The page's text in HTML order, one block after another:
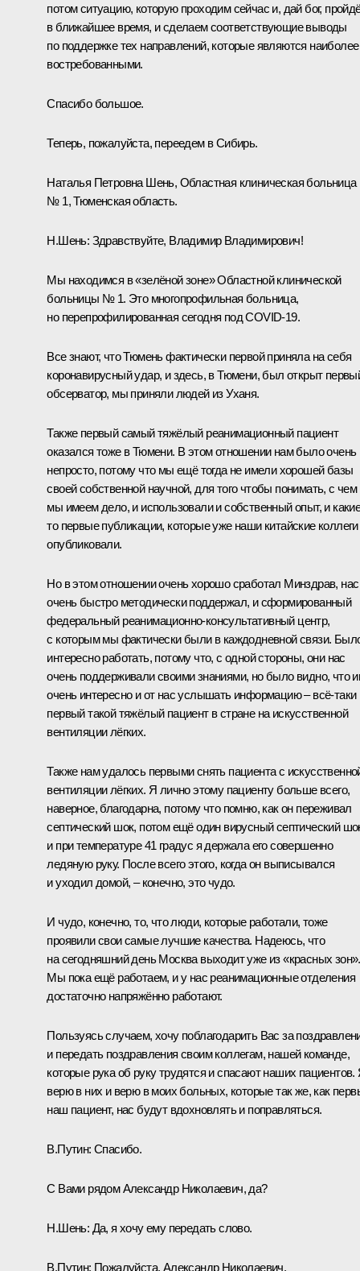
потом ситуацию, которую проходим сейчас и, дай бог,
в ближайшее время, и сделаем соответствующие выводы
по поддержке тех направлений, которые являются наиболее
востребованными.
Спасибо большое.
Теперь, пожалуйста, переедем в Сибирь.
Наталья Петровна Шень, Областная клиническая больница
№ 1, Тюменская область.
Н.Шень: Здравствуйте, Владимир Владимирович!
Мы находимся в «зелёной зоне» Областной клинической
больницы № 1. Это многопрофильная больница,
но перепрофилированная сегодня под COVID-19.
Все знают, что Тюмень фактически первой приняла на себя
коронавирусный удар, и здесь, в Тюмени, был открыт
обсерватор, мы приняли людей из Уханя.
Также первый самый тяжёлый реанимационный пациент
оказался тоже в Тюмени. В этом отношении нам было очень
непросто, потому что мы ещё тогда не имели хорошей базы
своей собственной научной, для того чтобы понимать, с чем
мы имеем дело, и использовали и собственный опыт, и
то первые публикации, которые уже наши китайские коллеги
опубликовали.
Но в этом отношении очень хорошо сработал Минздрав, нас
очень быстро методически поддержал, и сформированный
федеральный реанимационно-консультативный центр,
с которым мы фактически были в каждодневной связи.
интересно работать, потому что, с одной стороны, они нас
очень поддерживали своими знаниями, но было видно, что
очень интересно и от нас услышать информацию – всё-таки
первый такой тяжёлый пациент в стране на искусственной
вентиляции лёгких.
Также нам удалось первыми снять пациента с
вентиляции лёгких. Я лично этому пациенту больше всего,
наверное, благодарна, потому что помню, как он переживал
септический шок, потом ещё один вирусный септический
и при температуре 41 градус я держала его совершенно
ледяную руку. После всего этого, когда он выписывался
и уходил домой, – конечно, это чудо.
И чудо, конечно, то, что люди, которые работали, тоже
проявили свои самые лучшие качества. Надеюсь, что
на сегодняшний день Москва выходит уже из «красных зон».
Мы пока ещё работаем, и у нас реанимационные отделения
достаточно напряжённо работают.
Пользуясь случаем, хочу поблагодарить Вас за
и передать поздравления своим коллегам, нашей команде,
которые рука об руку трудятся и спасают наших пациентов.
верю в них и верю в моих больных, которые так же, как
наш пациент, нас будут вдохновлять и поправляться.
В.Путин: Спасибо.
С Вами рядом Александр Николаевич, да?
Н.Шень: Да, я хочу ему передать слово.
В.Путин: Пожалуйста, Александр Николаевич.